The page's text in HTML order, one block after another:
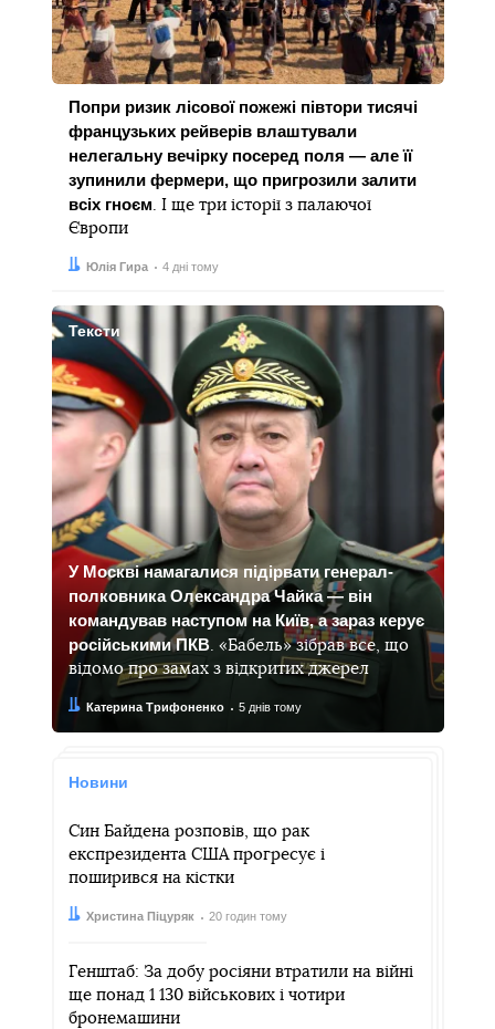
Попри ризик лісової пожежі півтори тисячі
французьких рейверів влаштували
нелегальну вечірку посеред поля — але її
зупинили фермери, що пригрозили залити
всіх гноєм . І ще три історії з палаючої
Європи
Автор:
Юлія Гира
Дата: 4 дні тому
Тексти
У Москві намагалися підірвати генерал-
полковника Олександра Чайка — він
командував наступом на Київ, а зараз керує
російськими ПКВ. «Бабель» зібрав все, що
відомо про замах з відкритих джерел
Автор:Катерина Трифоненко
Дата: 5 днів тому
Новини
Син Байдена розповів, що рак
експрезидента CША прогресує і
поширився на кістки
Автор:
Христина Піцуряк
Дата: 20 годин тому
Генштаб: За добу росіяни втратили на війні
ще понад 1 130 військових і чотири
бронемашини